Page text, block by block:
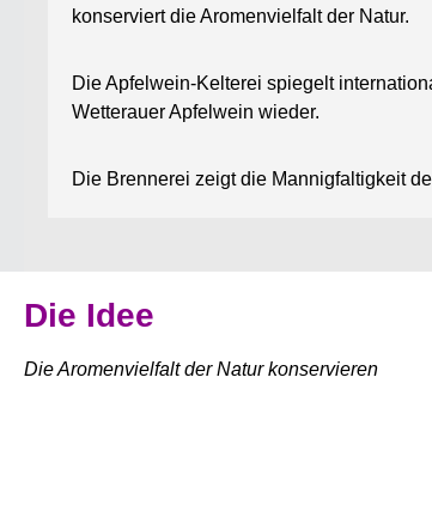
konserviert die Aromenvielfalt der Natur.
Die Apfelwein-Kelterei spiegelt
Wetterauer Apfelwein wieder.
Die Brennerei zeigt die Mannigfaltigkeit
Die Idee
Die Aromenvielfalt der Natur konservieren